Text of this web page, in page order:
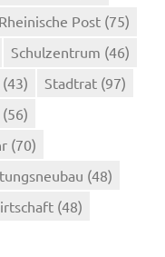
Rheinische Post (75)
Schulzentrum (46)
(43) Stadtrat (97)
(56)
(70)
(48)
(48)